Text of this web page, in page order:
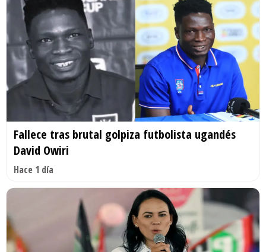
Fallece tras brutal golpiza futbolista ugandés
David Owiri
Hace 1 día